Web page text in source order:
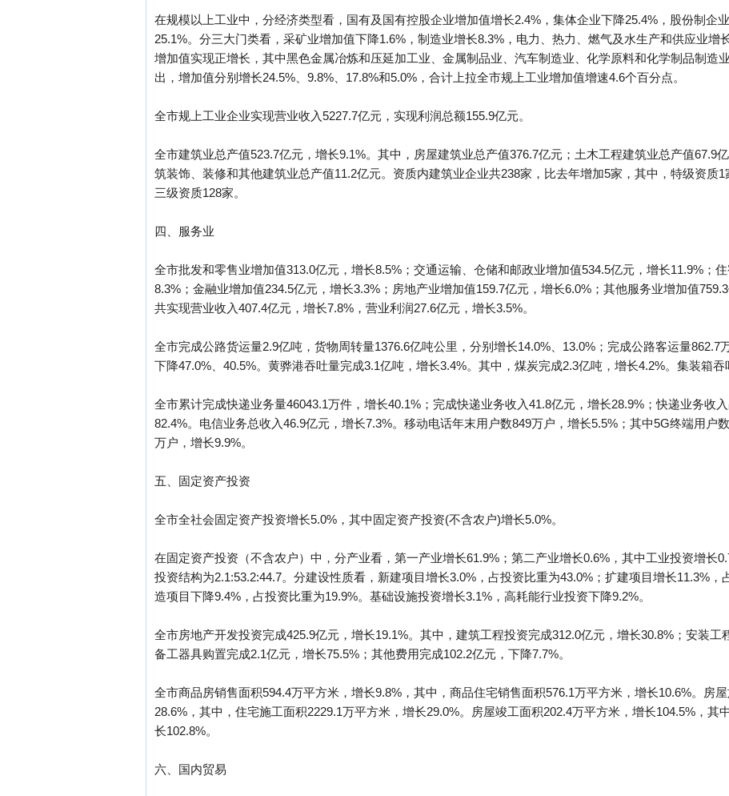
在规模以上工业中，分经济类型看，国有及国有控股企业增加值增长2.4%，集体企业下降25.4%，股份制企
25.1%。分三大门类看，采矿业增加值下降1.6%，制造业增长8.3%，电力、热力、燃气及水生产和供应业增
增加值实现正增长，其中黑色金属冶炼和压延加工业、金属制品业、汽车制造业、化学原料和化学制品制造
出，增加值分别增长24.5%、9.8%、17.8%和5.0%，合计上拉全市规上工业增加值增速4.6个百分点。
全市规上工业企业实现营业收入5227.7亿元，实现利润总额155.9亿元。
全市建筑业总产值523.7亿元，增长9.1%。其中，房屋建筑业总产值376.7亿元；土木工程建筑业总产值67.9
筑装饰、装修和其他建筑业总产值11.2亿元。资质内建筑业企业共238家，比去年增加5家，其中，特级资质1
三级资质128家。
四、服务业
全市批发和零售业增加值313.0亿元，增长8.5%；交通运输、仓储和邮政业增加值534.5亿元，增长11.9%；
8.3%；金融业增加值234.5亿元，增长3.3%；房地产业增加值159.7亿元，增长6.0%；其他服务业增加值
共实现营业收入407.4亿元，增长7.8%，营业利润27.6亿元，增长3.5%。
全市完成公路货运量2.9亿吨，货物周转量1376.6亿吨公里，分别增长14.0%、13.0%；完成公路客运量862.7
下降47.0%、40.5%。黄骅港吞吐量完成3.1亿吨，增长3.4%。其中，煤炭完成2.3亿吨，增长4.2%。集装箱吞
全市累计完成快递业务量46043.1万件，增长40.1%；完成快递业务收入41.8亿元，增长28.9%；快递业务收
82.4%。电信业务总收入46.9亿元，增长7.3%。移动电话年末用户数849万户，增长5.5%；其中5G终端用户
万户，增长9.9%。
五、固定资产投资
全市全社会固定资产投资增长5.0%，其中固定资产投资(不含农户)增长5.0%。
在固定资产投资（不含农户）中，分产业看，第一产业增长61.9%；第二产业增长0.6%，其中工业投资增长
投资结构为2.1:53.2:44.7。分建设性质看，新建项目增长3.0%，占投资比重为43.0%；扩建项目增长11.3%，
造项目下降9.4%，占投资比重为19.9%。基础设施投资增长3.1%，高耗能行业投资下降9.2%。
全市房地产开发投资完成425.9亿元，增长19.1%。其中，建筑工程投资完成312.0亿元，增长30.8%；安装工
备工器具购置完成2.1亿元，增长75.5%；其他费用完成102.2亿元，下降7.7%。
全市商品房销售面积594.4万平方米，增长9.8%，其中，商品住宅销售面积576.1万平方米，增长10.6%。房
28.6%，其中，住宅施工面积2229.1万平方米，增长29.0%。房屋竣工面积202.4万平方米，增长104.5%，其
长102.8%。
六、国内贸易